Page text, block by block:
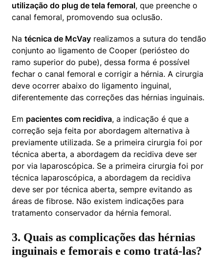
utilização do plug de tela femoral, que preenche o
canal femoral, promovendo sua oclusão.
Na técnica de McVay realizamos a sutura do tendão
conjunto ao ligamento de Cooper (periósteo do
ramo superior do pube), dessa forma é possível
fechar o canal femoral e corrigir a hérnia. A cirurgia
deve ocorrer abaixo do ligamento inguinal,
diferentemente das correções das hérnias inguinais.
Em pacientes com recidiva, a indicação é que a
correção seja feita por abordagem alternativa à
previamente utilizada. Se a primeira cirurgia foi por
técnica aberta, a abordagem da recidiva deve ser
por via laparoscópica. Se a primeira cirurgia foi por
técnica laparoscópica, a abordagem da recidiva
deve ser por técnica aberta, sempre evitando as
áreas de fibrose. Não existem indicações para
tratamento conservador da hérnia femoral.
3. Quais as complicações das hérnias
inguinais e femorais e como tratá-las?